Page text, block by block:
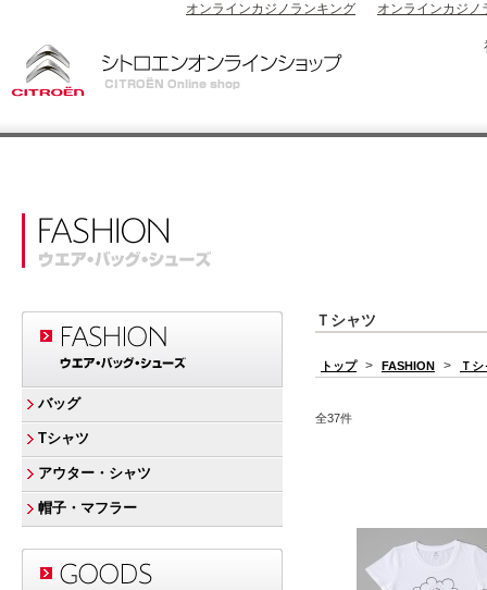
オンラインカジノランキング オンラインカジノ
バッグ
Tシャツ
アウター・シャツ
帽子・マフラー
Ｔシャツ
トップ > FASHION > Ｔシ
全37件